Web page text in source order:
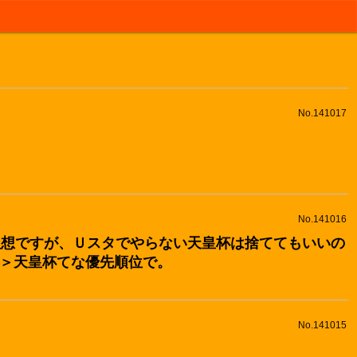
No.141017
No.141016
ですが、Ｕスタでやらない天皇杯は捨ててもいいの
天皇杯てな優先順位で。
No.141015